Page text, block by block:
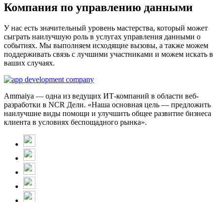
Компания по управлению данными
У нас есть значительный уровень мастерства, который может
сыграть наилучшую роль в услугах управления данными о
событиях. Мы выполняем исходящие вызовы, а также можем
поддерживать связь с лучшими участниками и можем искать в
ваших случаях.
Ammaiya — одна из ведущих ИТ-компаний в области веб-
разработки в NCR Дели. «Наша основная цель — предложить
наилучшие виды помощи и улучшить общее развитие бизнеса
клиента в условиях беспощадного рынка».